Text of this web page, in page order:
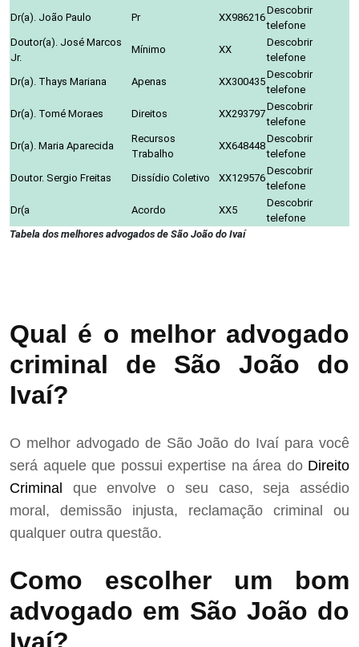
Dr(a). João Paulo
Pr XX986216
Descobrir
telefone
Doutor(a). José Marcos
Jr.
Mínimo XX
Descobrir
telefone
Dr(a). Thays Mariana
Apenas XX300435
Descobrir
telefone
Dr(a). Tomé Moraes
Direitos XX293797
Descobrir
telefone
Dr(a). Maria Aparecida
Recursos
Trabalho
XX648448
Descobrir
telefone
Doutor. Sergio Freitas
Dissídio Coletivo XX129576
Descobrir
telefone
Dr(a
Acordo XX5
Descobrir
telefone
Tabela dos melhores advogados de São João do Ivaí
Qual é o melhor advogado
criminal de São João do
Ivaí?
O melhor advogado de São João do Ivaí para você
será aquele que possui expertise na área do Direito
Criminal que envolve o seu caso, seja assédio
moral, demissão injusta, reclamação criminal ou
qualquer outra questão.
Como escolher um bom
advogado em São João do